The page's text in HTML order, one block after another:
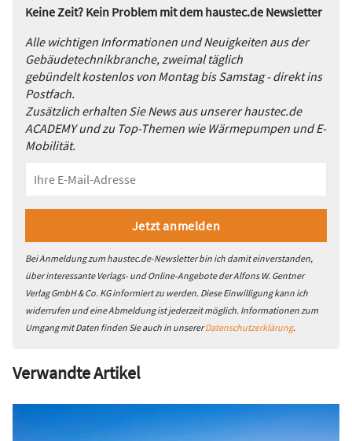
Keine Zeit? Kein Problem mit dem haustec.de Newsletter
Alle wichtigen Informationen und Neuigkeiten aus der
Gebäudetechnikbranche, zweimal täglich
gebündelt kostenlos von Montag bis Samstag - direkt ins
Postfach.
Zusätzlich erhalten Sie News aus unserer haustec.de
ACADEMY und zu Top-Themen wie Wärmepumpen und E-
Mobilität.
Bei Anmeldung zum haustec.de-Newsletter bin ich damit einverstanden,
über interessante Verlags- und Online-Angebote der Alfons W. Gentner
Verlag GmbH & Co. KG informiert zu werden. Diese Einwilligung kann ich
widerrufen und eine Abmeldung ist jederzeit möglich. Informationen zum
Umgang mit Daten finden Sie auch in unsererDatenschutzerklärung.
Verwandte Artikel